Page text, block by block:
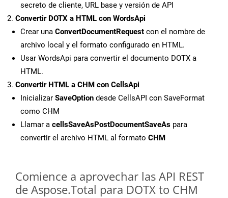
secreto de cliente, URL base y versión de API
Convertir DOTX a HTML con WordsApi
Crear una ConvertDocumentRequest con el nombre de
archivo local y el formato configurado en HTML.
Usar WordsApi para convertir el documento DOTX a
HTML.
Convertir HTML a CHM con CellsApi
Inicializar SaveOption desde CellsAPI con SaveFormat
como CHM
Llamar a cellsSaveAsPostDocumentSaveAs para
convertir el archivo HTML al formato CHM
Comience a aprovechar las API REST
de Aspose.Total para DOTX to CHM